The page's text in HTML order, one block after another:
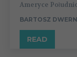
Ameryce
BARTOSZ
READ